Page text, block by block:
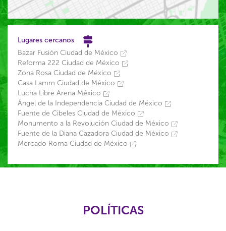
Lugares cercanos
Bazar Fusión Ciudad de México
Reforma 222 Ciudad de México
Zona Rosa Ciudad de México
Casa Lamm Ciudad de México
Lucha Libre Arena México
Ángel de la Independencia Ciudad de México
Fuente de Cibeles Ciudad de México
Monumento a la Revolución Ciudad de México
Fuente de la Diana Cazadora Ciudad de México
Mercado Roma Ciudad de México
POLÍTICAS